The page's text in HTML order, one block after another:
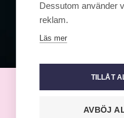
Knytnäven -
Dessutom använder
reklam.
Läs mer
TILLÅT
AVBÖJ